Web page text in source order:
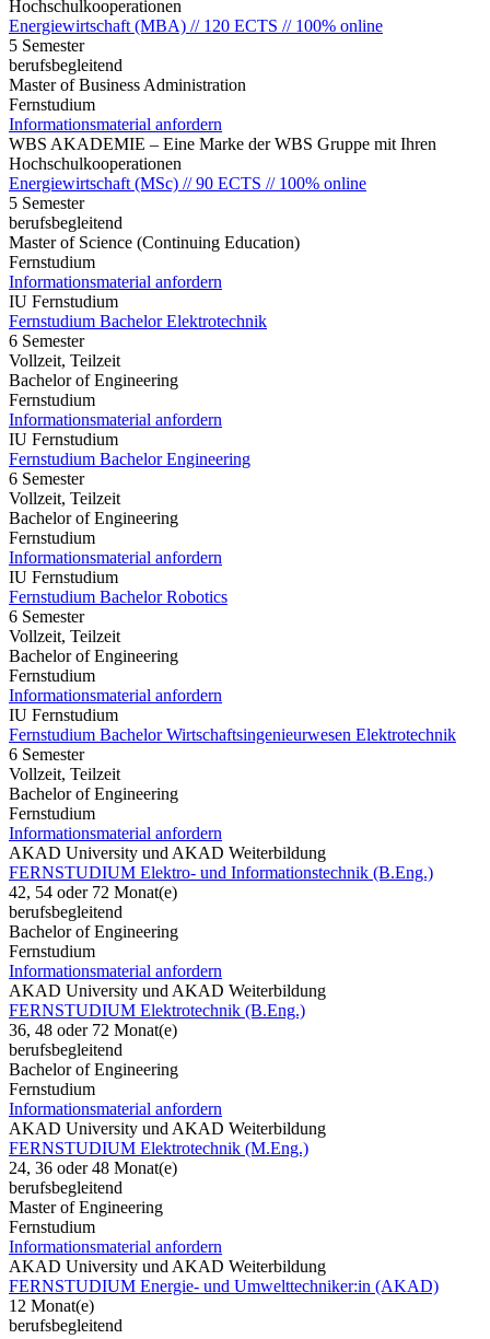
Hochschulkooperationen
Energiewirtschaft (MBA) // 120 ECTS // 100% online
5 Semester
berufsbegleitend
Master of Business Administration
Fernstudium
Informationsmaterial anfordern
WBS AKADEMIE – Eine Marke der WBS Gruppe mit Ihren
Hochschulkooperationen
Energiewirtschaft (MSc) // 90 ECTS // 100% online
5 Semester
berufsbegleitend
Master of Science (Continuing Education)
Fernstudium
Informationsmaterial anfordern
IU Fernstudium
Fernstudium Bachelor Elektrotechnik
6 Semester
Vollzeit, Teilzeit
Bachelor of Engineering
Fernstudium
Informationsmaterial anfordern
IU Fernstudium
Fernstudium Bachelor Engineering
6 Semester
Vollzeit, Teilzeit
Bachelor of Engineering
Fernstudium
Informationsmaterial anfordern
IU Fernstudium
Fernstudium Bachelor Robotics
6 Semester
Vollzeit, Teilzeit
Bachelor of Engineering
Fernstudium
Informationsmaterial anfordern
IU Fernstudium
Fernstudium Bachelor Wirtschaftsingenieurwesen Elektrotechnik
6 Semester
Vollzeit, Teilzeit
Bachelor of Engineering
Fernstudium
Informationsmaterial anfordern
AKAD University und AKAD Weiterbildung
FERNSTUDIUM Elektro- und Informationstechnik (B.Eng.)
42, 54 oder 72 Monat(e)
berufsbegleitend
Bachelor of Engineering
Fernstudium
Informationsmaterial anfordern
AKAD University und AKAD Weiterbildung
FERNSTUDIUM Elektrotechnik (B.Eng.)
36, 48 oder 72 Monat(e)
berufsbegleitend
Bachelor of Engineering
Fernstudium
Informationsmaterial anfordern
AKAD University und AKAD Weiterbildung
FERNSTUDIUM Elektrotechnik (M.Eng.)
24, 36 oder 48 Monat(e)
berufsbegleitend
Master of Engineering
Fernstudium
Informationsmaterial anfordern
AKAD University und AKAD Weiterbildung
FERNSTUDIUM Energie- und Umwelttechniker:in (AKAD)
12 Monat(e)
berufsbegleitend